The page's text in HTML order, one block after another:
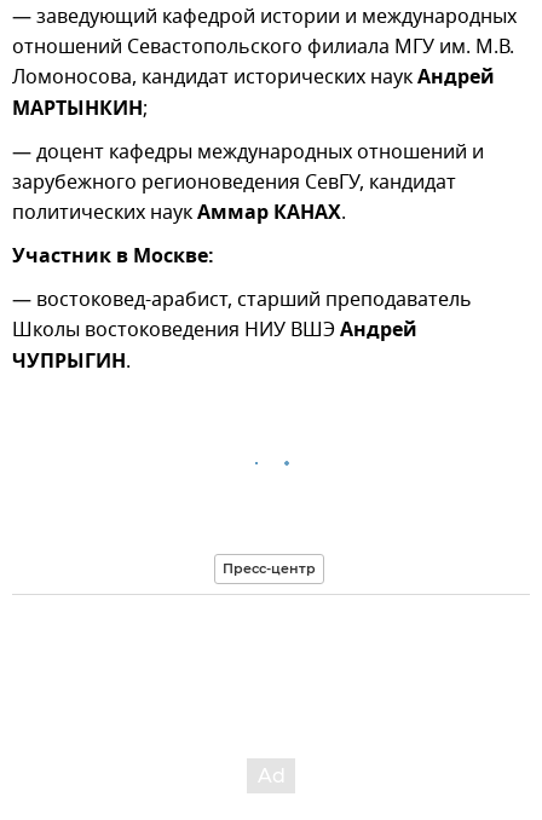
— заведующий кафедрой истории и международных
отношений Севастопольского филиала МГУ им. М.В.
Ломоносова, кандидат исторических наукАндрей
МАРТЫНКИН;
— доцент кафедры международных отношений и
зарубежного регионоведения СевГУ, кандидат
политических наукАммар КАНАХ.
Участник в Москве:
— востоковед-арабист, старший преподаватель
Школы востоковедения НИУ ВШЭАндрей
ЧУПРЫГИН.
Пресс-центр